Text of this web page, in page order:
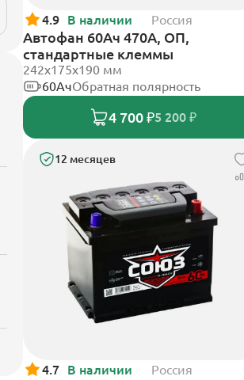
4.9 В наличии Россия
Автофан 60Ач 470А, ОП,
стандартные клеммы
242х175х190 мм
60АчОбратная полярность
4 700 ₽5 200 ₽
12 месяцев
4.7 В наличии Россия